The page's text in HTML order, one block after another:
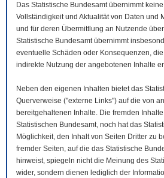
Das Statistische Bundesamt übernimmt
Vollständigkeit und Aktualität von Daten und
und für deren Übermittlung an Nutzende
Statistische Bundesamt übernimmt
eventuelle Schäden oder Konsequenzen,
indirekte Nutzung der angebotenen Inhalte
Neben den eigenen Inhalten bietet das
Querverweise ("externe Links") auf die von
bereitgehaltenen Inhalte. Die fremden
Statistischen Bundesamt, noch hat das
Möglichkeit, den Inhalt von Seiten Dritter zu
fremder Seiten, auf die das Statistische
hinweist, spiegeln nicht die Meinung des
wider, sondern dienen lediglich der